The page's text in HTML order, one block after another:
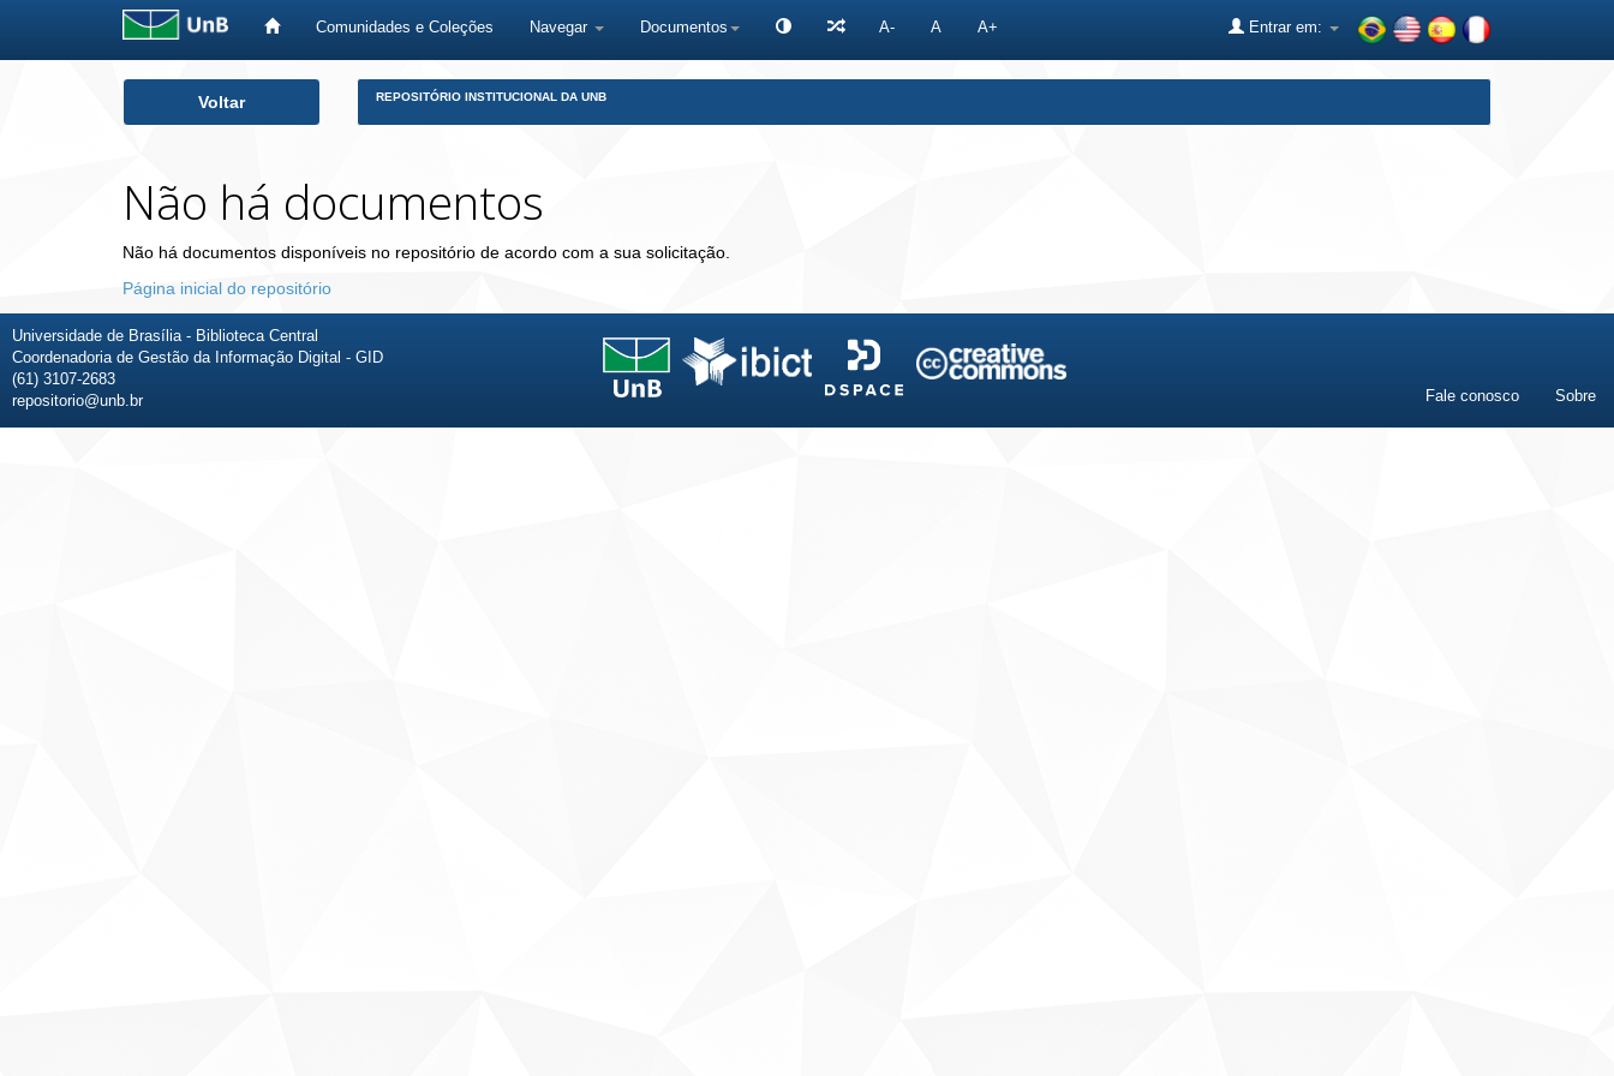
Comunidades e Coleções Navegar Documentos A- A A+ Entrar em:
Voltar REPOSITÓRIO INSTITUCIONAL DA UNB
Não há documentos
Não há documentos disponíveis no repositório de acordo com a sua solicitação.
Página inicial do repositório
Universidade de Brasília - Biblioteca Central
Coordenadoria de Gestão da Informação Digital - GID
(61) 3107-2683
repositorio@unb.br
Fale conosco Sobre